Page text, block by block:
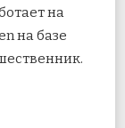
на
на базе